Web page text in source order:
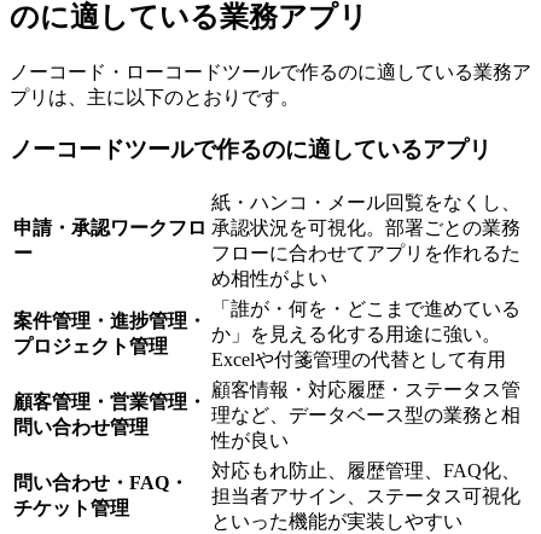
のに適している業務アプリ
ノーコード・ローコードツールで作るのに適している業務ア
プリは、主に以下のとおりです。
ノーコードツールで作るのに適しているアプリ
申請・承認ワークフロ
ー
紙・ハンコ・メール回覧をなくし、
承認状況を可視化。部署ごとの業務
フローに合わせてアプリを作れるた
め相性がよい
案件管理・進捗管理・
プロジェクト管理
「誰が・何を・どこまで進めている
か」を見える化する用途に強い。
Excelや付箋管理の代替として有用
顧客管理・営業管理・
問い合わせ管理
顧客情報・対応履歴・ステータス管
理など、データベース型の業務と相
性が良い
問い合わせ・FAQ・
チケット管理
対応もれ防止、履歴管理、FAQ化、
担当者アサイン、ステータス可視化
といった機能が実装しやすい